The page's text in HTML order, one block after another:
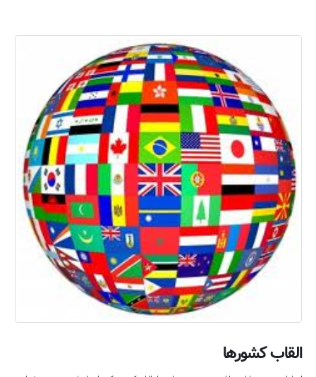
القاب کشورها